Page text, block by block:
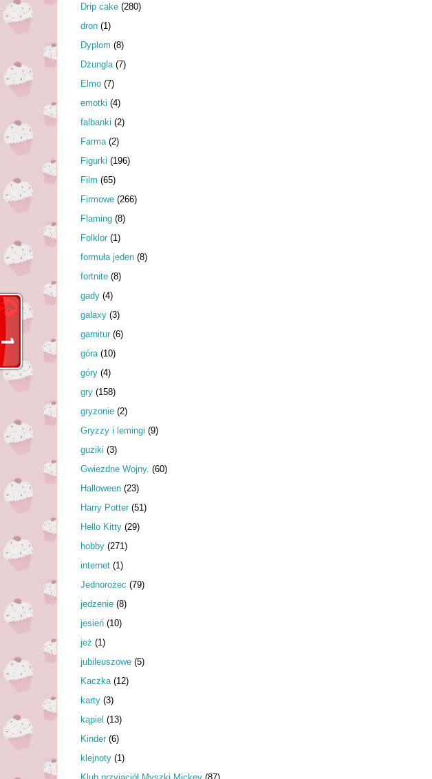
Drip cake (280)
dron (1)
Dyplom (8)
Dżungla (7)
Elmo (7)
emotki (4)
falbanki (2)
Farma (2)
Figurki (196)
Film (65)
Firmowe (266)
Flaming (8)
Folklor (1)
formuła jeden (8)
fortnite (8)
gady (4)
galaxy (3)
garnitur (6)
góra (10)
góry (4)
gry (158)
gryzonie (2)
Gryzzy i lemingi (9)
guziki (3)
Gwiezdne Wojny. (60)
Halloween (23)
Harry Potter (51)
Hello Kitty (29)
hobby (271)
internet (1)
Jednorożec (79)
jedzenie (8)
jesień (10)
jeż (1)
jubileuszowe (5)
Kaczka (12)
karty (3)
kąpiel (13)
Kinder (6)
klejnoty (1)
Klub przyjaciół Myszki Mickey (87)